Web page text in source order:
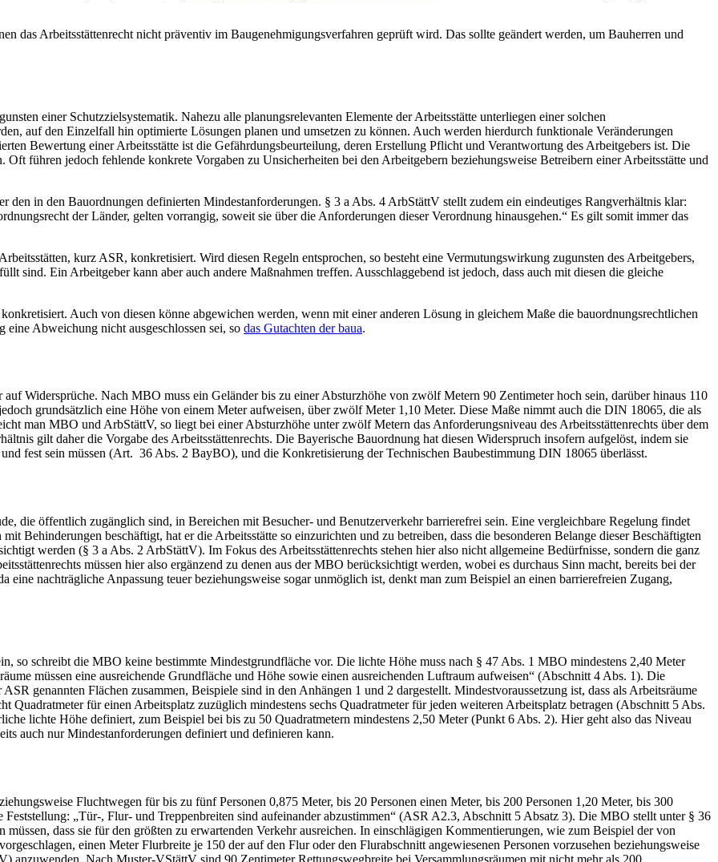
das Arbeitsstättenrecht nicht präventiv im Baugenehmigungsverfahren geprüft wird. Das sollte geändert werden, um Bauherren und
einer Schutzzielsystematik. Nahezu alle planungsrelevanten Elemente der Arbeitsstätte unterliegen einer solchen
auf den Einzelfall hin optimierte Lösungen planen und umsetzen zu können. Auch werden hierdurch funktionale Veränderungen
Bewertung einer Arbeitsstätte ist die Gefährdungsbeurteilung, deren Erstellung Pflicht und Verantwortung des Arbeitgebers ist. Die
Oft führen jedoch fehlende konkrete Vorgaben zu Unsicherheiten bei den Arbeitgebern beziehungsweise Betreibern einer Arbeitsstätte und
den in den Bauordnungen definierten Mindestanforderungen. § 3 a Abs. 4 ArbStättV stellt zudem ein eindeutiges Rangverhältnis klar:
der Länder, gelten vorrangig, soweit sie über die Anforderungen dieser Verordnung hinausgehen.“ Es gilt somit immer das
kurz ASR, konkretisiert. Wird diesen Regeln entsprochen, so besteht eine Vermutungswirkung zugunsten des Arbeitgebers,
sind. Ein Arbeitgeber kann aber auch andere Maßnahmen treffen. Ausschlaggebend ist jedoch, dass auch mit diesen die gleiche
Auch von diesen könne abgewichen werden, wenn mit einer anderen Lösung in gleichem Maße die bauordnungsrechtlichen
Abweichung nicht ausgeschlossen sei, so das Gutachten der baua.
Widersprüche. Nach MBO muss ein Geländer bis zu einer Absturzhöhe von zwölf Metern 90 Zentimeter hoch sein, darüber hinaus 110
grundsätzlich eine Höhe von einem Meter aufweisen, über zwölf Meter 1,10 Meter. Diese Maße nimmt auch die DIN 18065, die als
man MBO und ArbStättV, so liegt bei einer Absturzhöhe unter zwölf Metern das Anforderungsniveau des Arbeitsstättenrechts über dem
gilt daher die Vorgabe des Arbeitsstättenrechts. Die Bayerische Bauordnung hat diesen Widerspruch insofern aufgelöst, indem sie
fest sein müssen (Art. 36 Abs. 2 BayBO), und die Konkretisierung der Technischen Baubestimmung DIN 18065 überlässt.
die öffentlich zugänglich sind, in Bereichen mit Besucher- und Benutzerverkehr barrierefrei sein. Eine vergleichbare Regelung findet
Behinderungen beschäftigt, hat er die Arbeitsstätte so einzurichten und zu betreiben, dass die besonderen Belange dieser Beschäftigten
werden (§ 3 a Abs. 2 ArbStättV). Im Fokus des Arbeitsstättenrechts stehen hier also nicht allgemeine Bedürfnisse, sondern die ganz
müssen hier also ergänzend zu denen aus der MBO berücksichtigt werden, wobei es durchaus Sinn macht, bereits bei der
eine nachträgliche Anpassung teuer beziehungsweise sogar unmöglich ist, denkt man zum Beispiel an einen barrierefreien Zugang,
so schreibt die MBO keine bestimmte Mindestgrundfläche vor. Die lichte Höhe muss nach § 47 Abs. 1 MBO mindestens 2,40 Meter
müssen eine ausreichende Grundfläche und Höhe sowie einen ausreichenden Luftraum aufweisen“ (Abschnitt 4 Abs. 1). Die
genannten Flächen zusammen, Beispiele sind in den Anhängen 1 und 2 dargestellt. Mindestvoraussetzung ist, dass als Arbeitsräume
Quadratmeter für einen Arbeitsplatz zuzüglich mindestens sechs Quadratmeter für jeden weiteren Arbeitsplatz betragen (Abschnitt 5 Abs.
lichte Höhe definiert, zum Beispiel bei bis zu 50 Quadratmetern mindestens 2,50 Meter (Punkt 6 Abs. 2). Hier geht also das Niveau
auch nur Mindestanforderungen definiert und definieren kann.
Fluchtwegen für bis zu fünf Personen 0,875 Meter, bis 20 Personen einen Meter, bis 200 Personen 1,20 Meter, bis 300
Feststellung: „Tür-, Flur- und Treppenbreiten sind aufeinander abzustimmen“ (ASR A2.3, Abschnitt 5 Absatz 3). Die MBO stellt unter § 36
dass sie für den größten zu erwartenden Verkehr ausreichen. In einschlägigen Kommentierungen, wie zum Beispiel der von
einen Meter Flurbreite je 150 der auf den Flur oder den Flurabschnitt angewiesenen Personen vorzusehen beziehungsweise
anzuwenden. Nach Muster-VStättV sind 90 Zentimeter Rettungswegbreite bei Versammlungsräumen mit nicht mehr als 200